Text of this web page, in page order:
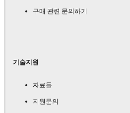
구매 관련 문의하기
기술지원
자료들
지원문의